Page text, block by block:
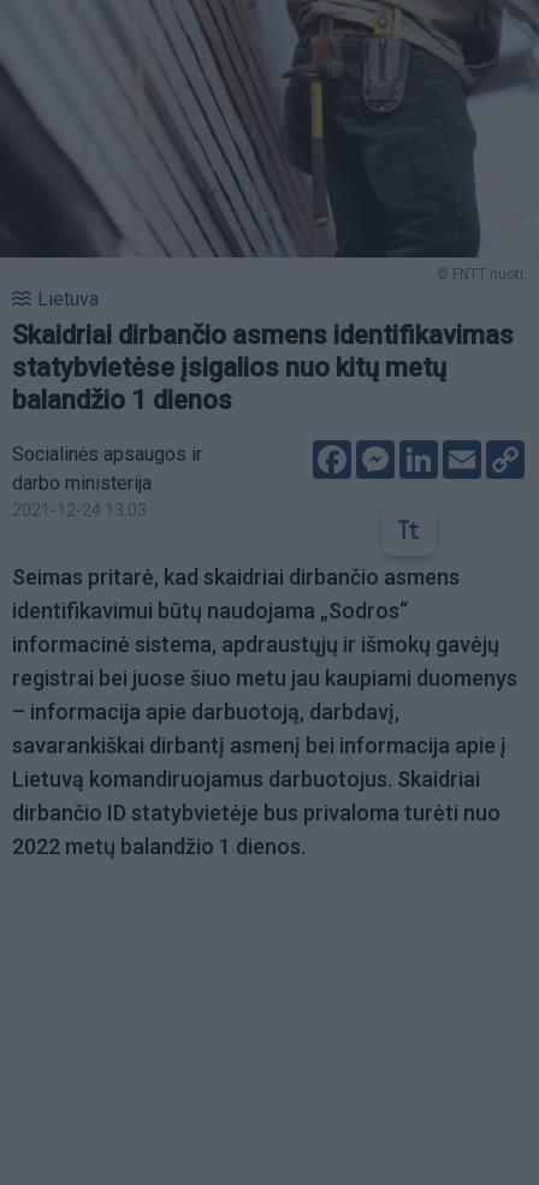
© FNTT nuotr.
Lietuva
Skaidriai dirbančio asmens identifikavimas
statybvietėse įsigalios nuo kitų metų
balandžio 1 dienos
Socialinės apsaugos ir
darbo ministerija
2021-12-24 13:03
FacebookMessenger
LinkedIn
Email
Seimas pritarė, kad skaidriai dirbančio asmens
identifikavimui būtų naudojama „Sodros“
informacinė sistema, apdraustųjų ir išmokų gavėjų
registrai bei juose šiuo metu jau kaupiami duomenys
– informacija apie darbuotoją, darbdavį,
savarankiškai dirbantį asmenį bei informacija apie į
Lietuvą komandiruojamus darbuotojus. Skaidriai
dirbančio ID statybvietėje bus privaloma turėti nuo
2022 metų balandžio 1 dienos.